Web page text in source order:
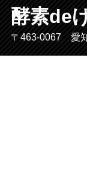
酵素de
〒463-0067 愛